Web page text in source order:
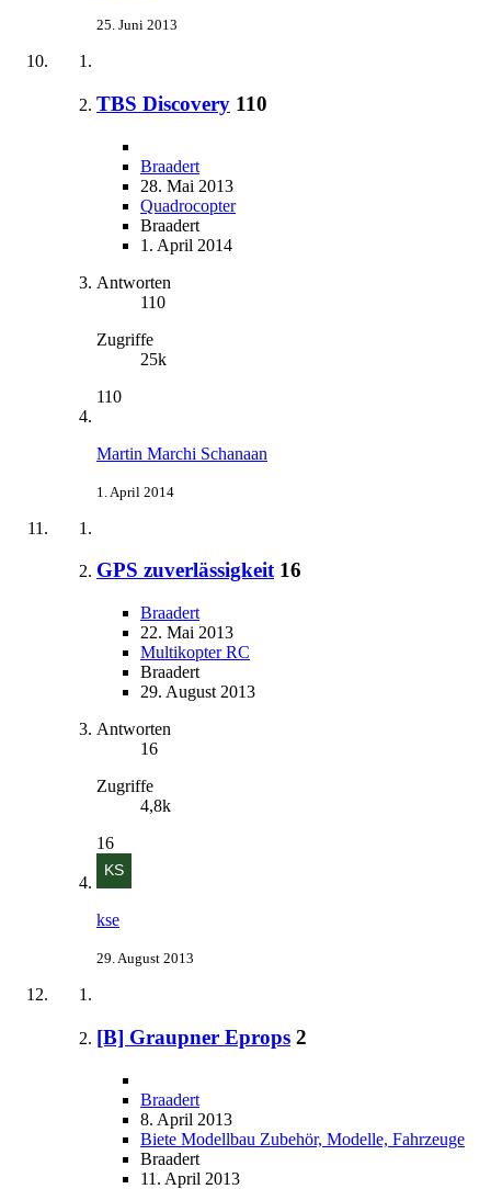
25. Juni 2013
TBS Discovery 110
Braadert
28. Mai 2013
Quadrocopter
Braadert
1. April 2014
Antworten
110
Zugriffe
25k
110
Martin Marchi Schanaan
1. April 2014
GPS zuverlässigkeit 16
Braadert
22. Mai 2013
Multikopter RC
Braadert
29. August 2013
Antworten
16
Zugriffe
4,8k
16
kse
29. August 2013
[B] Graupner Eprops 2
Braadert
8. April 2013
Biete Modellbau Zubehör, Modelle, Fahrzeuge
Braadert
11. April 2013